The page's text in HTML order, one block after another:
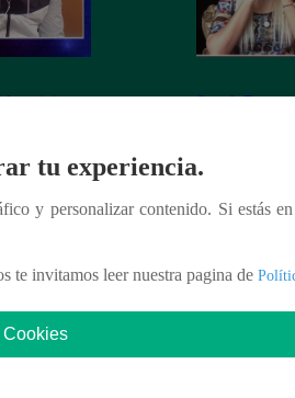
trivias
Snack
tu experiencia.
y personalizar contenido. Si estás
te invitamos leer nuestra pagina de
Cookies